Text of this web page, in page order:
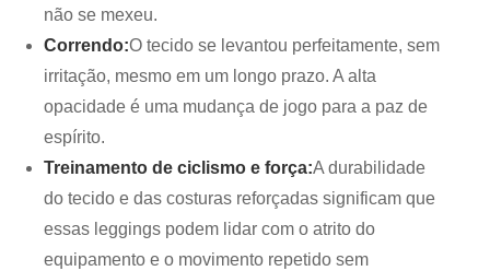
não se mexeu.
Correndo:O tecido se levantou perfeitamente, sem
irritação, mesmo em um longo prazo. A alta
opacidade é uma mudança de jogo para a paz de
espírito.
Treinamento de ciclismo e força:A durabilidade
do tecido e das costuras reforçadas significam que
essas leggings podem lidar com o atrito do
equipamento e o movimento repetido sem